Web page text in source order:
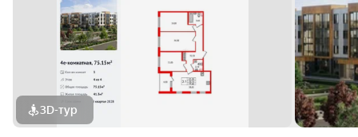
3D-тур